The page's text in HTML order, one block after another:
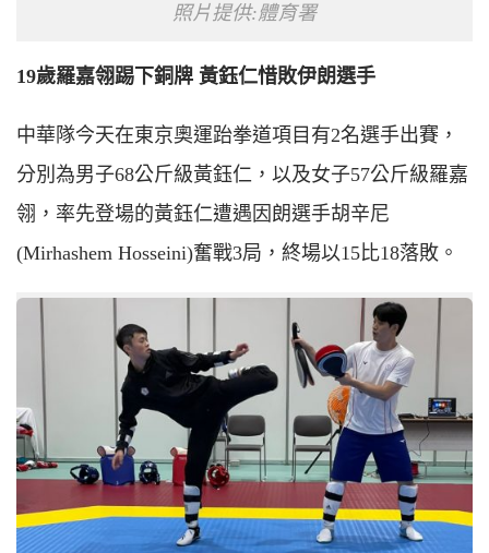
照片提供:體育署
19歲羅嘉翎踢下銅牌 黃鈺仁惜敗伊朗選手
中華隊今天在東京奧運跆拳道項目有2名選手出賽，
分別為男子68公斤級黃鈺仁，以及女子57公斤級羅嘉
翎，率先登場的黃鈺仁遭遇因朗選手胡辛尼
(Mirhashem Hosseini)奮戰3局，終場以15比18落敗。